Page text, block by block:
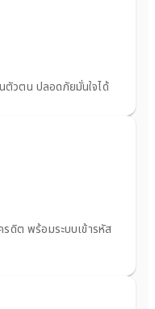
ตัวตน ปลอดภัยมั่นใจได้
ดิต พร้อมระบบเข้ารหัส